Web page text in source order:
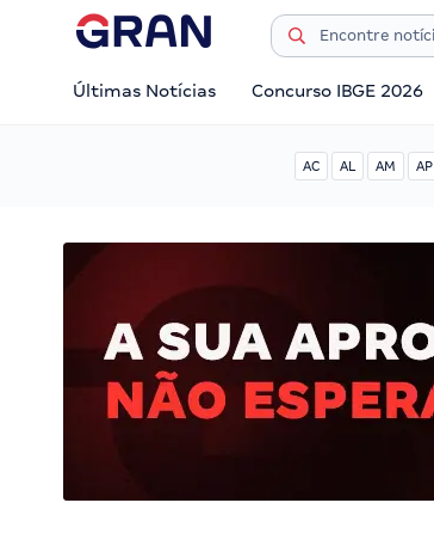
Últimas Notícias Concurso IBGE 2026
AC AL AM AP